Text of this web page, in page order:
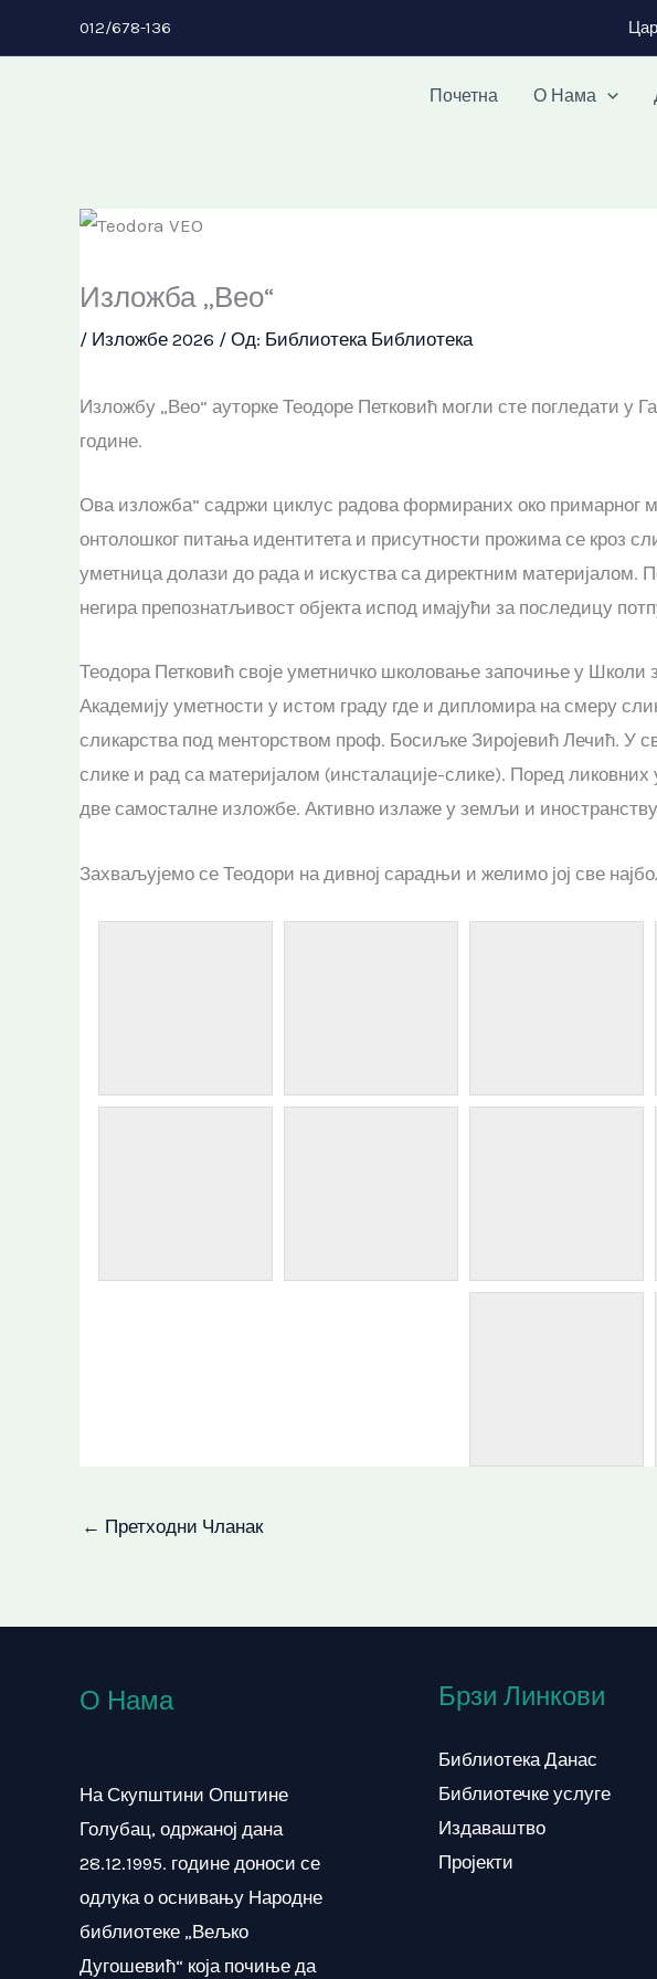
на
012/678-136
Почетна О Нама
Изложба „Вео“
/ Изложбе 2026 / Од: Библиотека Библиотека
Изложбу „Вео“ ауторке Теодоре Петковић могли сте погледати у
године.
Ова изложба” садржи циклус радова формираних око
онтолошког питања идентитета и присутности прожима се кроз
уметница долази до рада и искуства са директним материјалом.
негира препознатљивост објекта испод имајући за последицу
Теодора Петковић своје уметничко школовање започиње у Школи
Академију уметности у истом граду где и дипломира на смеру
сликарства под менторством проф. Босиљке Зиројевић Лечић. У
слике и рад са материјалом (инсталације-слике). Поред
две самосталне изложбе. Активно излаже у земљи и
Захваљујемо се Теодори на дивној сарадњи и желимо јој све
← Претходни Чланак
О Нама
На Скупштини Општине
Голубац, одржаној дана
28.12.1995. године доноси се
одлука о оснивању Народне
библиотеке „Вељко
Дугошевић“ која почиње да
Брзи Линкови
Библиотека Данас
Библиотечке услуге
Издаваштво
Пројекти